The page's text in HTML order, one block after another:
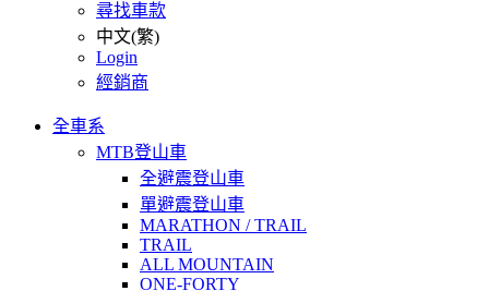
尋找車款
中文(繁)
Login
經銷商
全車系
MTB登山車
全避震登山車
單避震登山車
MARATHON / TRAIL
TRAIL
ALL MOUNTAIN
ONE-FORTY